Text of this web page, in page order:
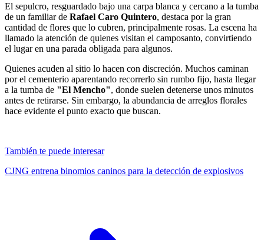
El sepulcro, resguardado bajo una carpa blanca y cercano a la tumba
de un familiar de Rafael Caro Quintero, destaca por la gran
cantidad de flores que lo cubren, principalmente rosas. La escena ha
llamado la atención de quienes visitan el camposanto, convirtiendo
el lugar en una parada obligada para algunos.
Quienes acuden al sitio lo hacen con discreción. Muchos caminan
por el cementerio aparentando recorrerlo sin rumbo fijo, hasta llegar
a la tumba de "El Mencho", donde suelen detenerse unos minutos
antes de retirarse. Sin embargo, la abundancia de arreglos florales
hace evidente el punto exacto que buscan.
También te puede interesar
CJNG entrena binomios caninos para la detección de explosivos